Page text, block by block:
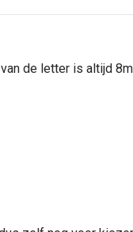
de letter is altijd